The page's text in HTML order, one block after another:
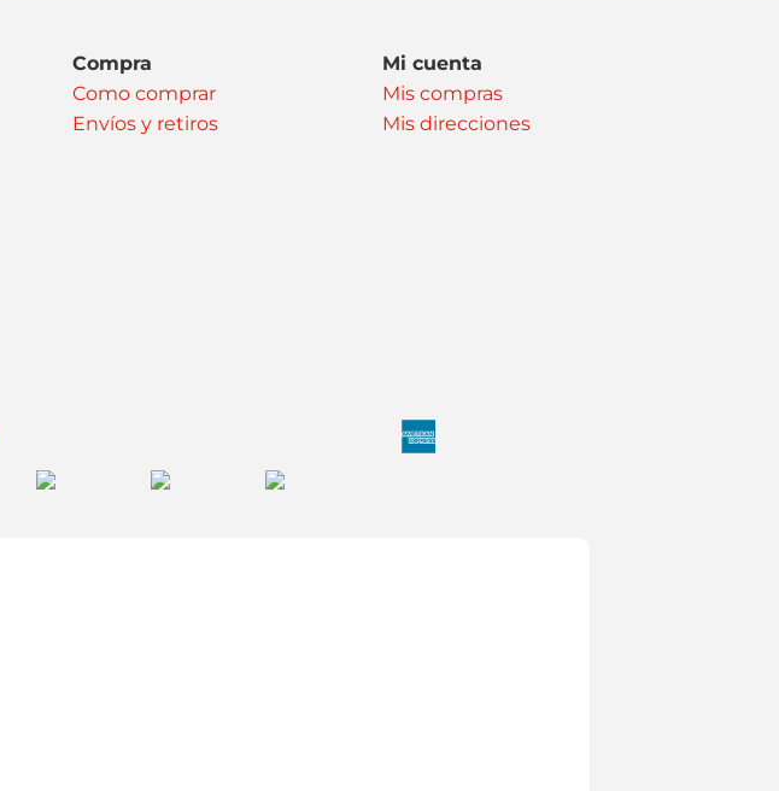
Compra
Como comprar
Envíos y retiros
Mi cuenta
Mis compras
Mis direcciones